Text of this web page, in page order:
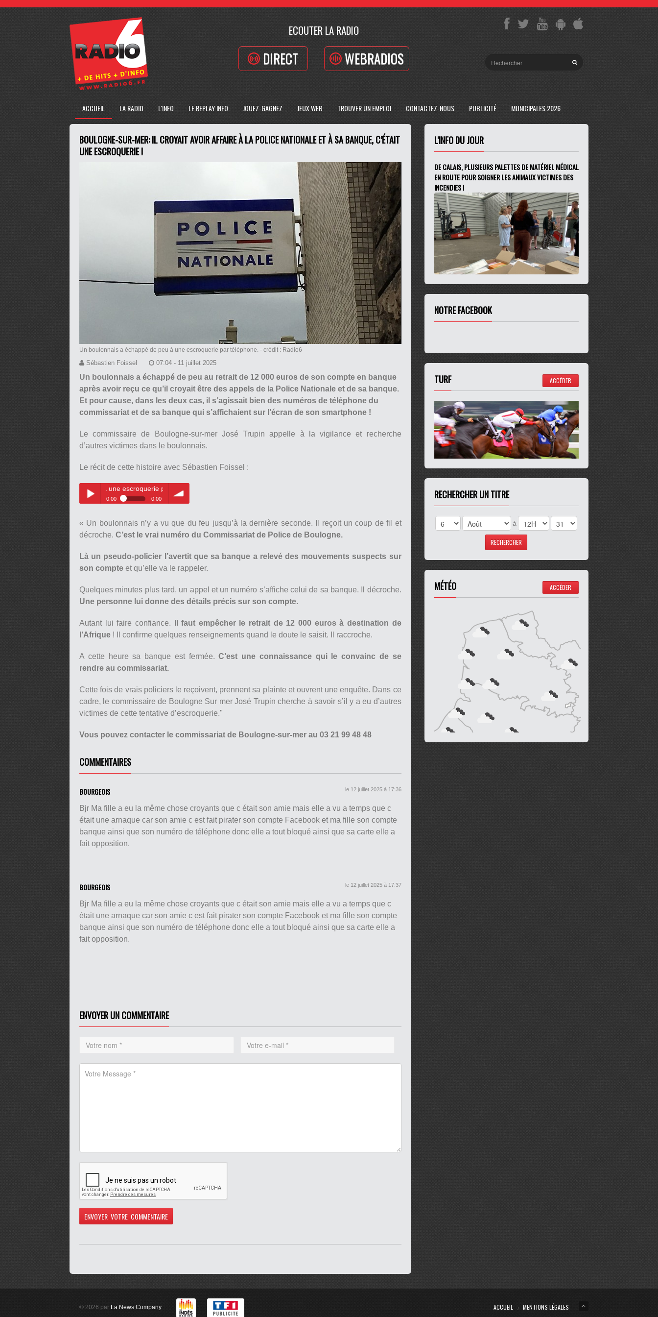
ECOUTER LA RADIO
DIRECT WEBRADIOS
ACCUEIL LA RADIO L'INFO LE REPLAY INFO JOUEZ-GAGNEZ JEUX WEB TROUVER UN EMPLOI CONTACTEZ-NOUS PUBLICITÉ MUNICIPALES 2026
BOULOGNE-SUR-MER: IL CROYAIT AVOIR AFFAIRE À LA POLICE NATIONALE ET À SA BANQUE, C’ÉTAIT
UNE ESCROQUERIE !
Un boulonnais a échappé de peu à une escroquerie par téléphone. - crédit : Radio6
Sébastien Foissel 07:04 - 11 juillet 2025
Un boulonnais a échappé de peu au retrait de 12 000 euros de son compte en banque
après avoir reçu ce qu’il croyait être des appels de la Police Nationale et de sa banque.
Et pour cause, dans les deux cas, il s’agissait bien des numéros de téléphone du
commissariat et de sa banque qui s’affichaient sur l’écran de son smartphone !
Le commissaire de Boulogne-sur-mer José Trupin appelle à la vigilance et recherche
d’autres victimes dans le boulonnais.
Le récit de cette histoire avec Sébastien Foissel :
Play /
pause
échappé de peu à une escroquerie par téléphone.
0:00 0:00
volume
à une escroquerie par téléphone.
« Un boulonnais n’y a vu que du feu jusqu’à la dernière seconde. Il reçoit un coup de fil et
décroche. C’est le vrai numéro du Commissariat de Police de Boulogne.
Là un pseudo-policier l’avertit que sa banque a relevé des mouvements suspects sur
son compte et qu’elle va le rappeler.
Quelques minutes plus tard, un appel et un numéro s’affiche celui de sa banque. Il décroche.
Une personne lui donne des détails précis sur son compte.
Autant lui faire confiance. Il faut empêcher le retrait de 12 000 euros à destination de
l’Afrique ! Il confirme quelques renseignements quand le doute le saisit. Il raccroche.
A cette heure sa banque est fermée.C’est une connaissance qui le convainc de se
rendre au commissariat.
Cette fois de vrais policiers le reçoivent, prennent sa plainte et ouvrent une enquête. Dans ce
cadre, le commissaire de Boulogne Sur mer José Trupin cherche à savoir s’il y a eu d’autres
victimes de cette tentative d’escroquerie."
Vous pouvez contacter le commissariat de Boulogne-sur-mer au 03 21 99 48 48
COMMENTAIRES
BOURGEOIS le 12 juillet 2025 à 17:36
Bjr Ma fille a eu la même chose croyants que c était son amie mais elle a vu a temps que c
était une arnaque car son amie c est fait pirater son compte Facebook et ma fille son compte
banque ainsi que son numéro de téléphone donc elle a tout bloqué ainsi que sa carte elle a
fait opposition.
BOURGEOIS le 12 juillet 2025 à 17:37
Bjr Ma fille a eu la même chose croyants que c était son amie mais elle a vu a temps que c
était une arnaque car son amie c est fait pirater son compte Facebook et ma fille son compte
banque ainsi que son numéro de téléphone donc elle a tout bloqué ainsi que sa carte elle a
fait opposition.
ENVOYER UN COMMENTAIRE
L'INFO DU JOUR
DE CALAIS, PLUSIEURS PALETTES DE MATÉRIEL MÉDICAL
EN ROUTE POUR SOIGNER LES ANIMAUX VICTIMES DES
INCENDIES !
NOTRE FACEBOOK
TURF ACCÉDER
RECHERCHER UN TITRE
à
MÉTÉO ACCÉDER
© 2026 par La News Company ACCUEIL MENTIONS LÉGALES